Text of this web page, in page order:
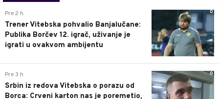
0
Pre 2 h
Trener Vitebska pohvalio Banjalučane:
Publika Borčev 12. igrač, uživanje je
igrati u ovakvom ambijentu
0
Pre 3 h
Srbin iz redova Vitebska o porazu od
Borca: Crveni karton nas je poremetio,